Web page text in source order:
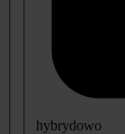
hybrydowo